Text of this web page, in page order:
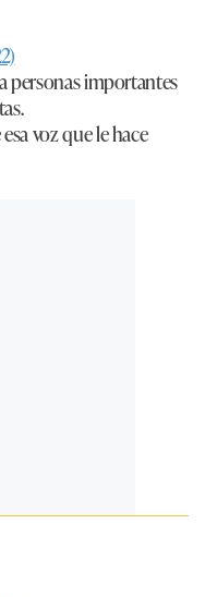
personas importantes
voz que le hace